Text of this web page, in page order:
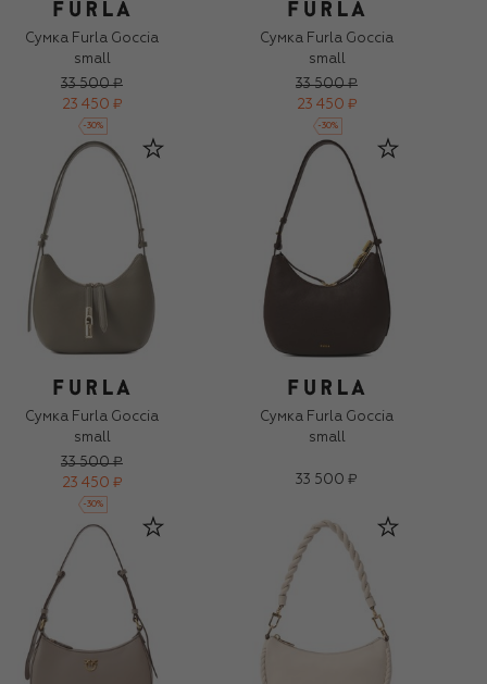
Сумка Furla Goccia
small
33 500 ₽
23 450 ₽
-30%
Сумка Furla Goccia
small
33 500 ₽
23 450 ₽
-30%
Сумка Furla Goccia
small
33 500 ₽
23 450 ₽
-30%
Сумка Furla Goccia
small
33 500 ₽